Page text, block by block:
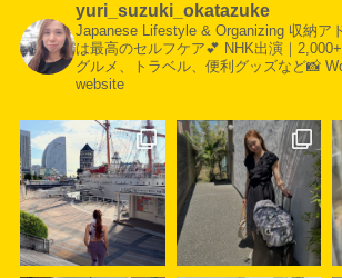
yuri_suzuki_okatazuke
Japanese Lifestyle & Organizing収納ア
は最高のセルフケア💕 NHK出演｜
グルメ、トラベル、便利グッズなど📸
website